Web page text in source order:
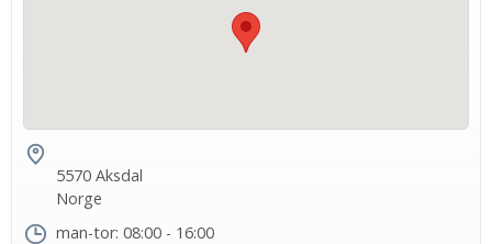
5570 Aksdal
Norge
man-tor: 08:00 - 16:00